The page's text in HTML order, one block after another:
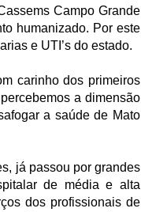
Campo Grande
humanizado. Por este
e UTI’s do estado.
carinho dos primeiros
a dimensão
a saúde de Mato
já passou por grandes
de média e alta
dos profissionais de